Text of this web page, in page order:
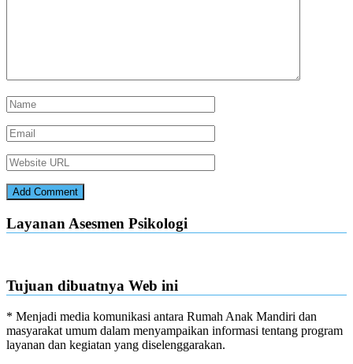
Layanan Asesmen Psikologi
Tujuan dibuatnya Web ini
* Menjadi media komunikasi antara Rumah Anak Mandiri dan
masyarakat umum dalam menyampaikan informasi tentang program
layanan dan kegiatan yang diselenggarakan.